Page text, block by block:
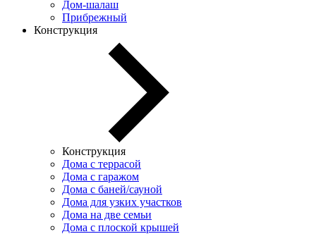
Дом-шалаш
Прибрежный
Конструкция
Конструкция
Дома с террасой
Дома с гаражом
Дома с баней/сауной
Дома для узких участков
Дома на две семьи
Дома с плоской крышей